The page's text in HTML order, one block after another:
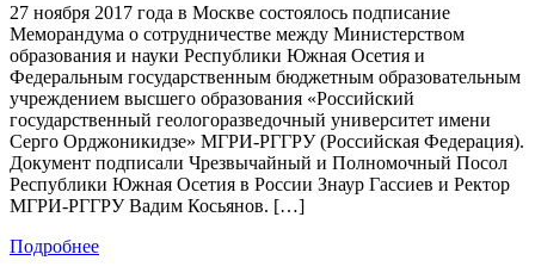
27 ноября 2017 года в Москве состоялось подписание
Меморандума о сотрудничестве между Министерством
образования и науки Республики Южная Осетия и
Федеральным государственным бюджетным образовательным
учреждением высшего образования «Российский
государственный геологоразведочный университет имени
Серго Орджоникидзе» МГРИ-РГГРУ (Российская Федерация).
Документ подписали Чрезвычайный и Полномочный Посол
Республики Южная Осетия в России Знаур Гассиев и Ректор
МГРИ-РГГРУ Вадим Косьянов. […]
Подробнее